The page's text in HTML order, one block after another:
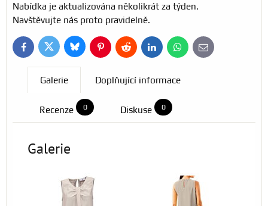
Nabídka je aktualizována několikrát za týden.
Navštěvujte nás proto pravidelně.
FacebookTwitterBlueskyPinterestReddit LinkedInWhatsApp
E-
mail
Galerie Doplňující informace
Recenze 0 Diskuse 0
Galerie